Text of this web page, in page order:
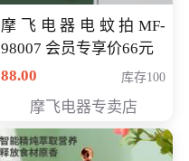
摩飞电器电蚊拍MF-
98007 会员专享价66元
88.00
库存100
摩飞电器专卖店